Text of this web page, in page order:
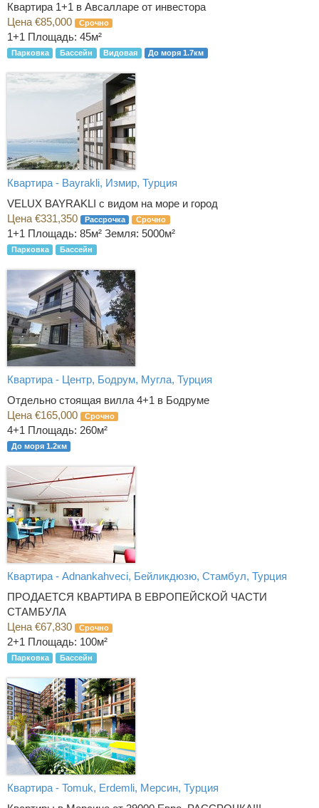
Квартира 1+1 в Авсалларе от инвестора
Цена €85,000
Срочно
1+1 Площадь: 45м²
Парковка Бассейн Видовая До моря 1.7км
Квартира - Bayrakli, Измир, Турция
VELUX BAYRAKLI с видом на море и город
Цена €331,350
Рассрочка Срочно
1+1 Площадь: 85м² Земля: 5000м²
Парковка Бассейн
Квартира - Центр, Бодрум, Мугла, Турция
Отдельно стоящая вилла 4+1 в Бодруме
Цена €165,000
Срочно
4+1 Площадь: 260м²
До моря 1.2км
Квартира - Adnankahveci, Бейликдюзю, Стамбул, Турция
ПРОДАЕТСЯ КВАРТИРА В ЕВРОПЕЙСКОЙ ЧАСТИ
СТАМБУЛА
Цена €67,830
Срочно
2+1 Площадь: 100м²
Парковка Бассейн
Квартира - Tomuk, Erdemli, Мерсин, Турция